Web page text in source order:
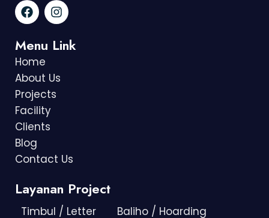
Menu Link
Home
About Us
Projects
Facility
Clients
Blog
Contact Us
Layanan Project
Timbul / Letter Baliho / Hoarding